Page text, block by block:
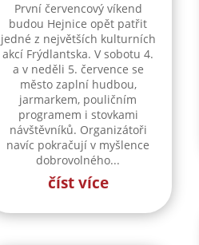
První červencový víkend
budou Hejnice opět patřit
jedné z největších kulturních
akcí Frýdlantska. V sobotu 4.
a v neděli 5. července se
město zaplní hudbou,
jarmarkem, pouličním
programem i stovkami
návštěvníků. Organizátoři
navíc pokračují v myšlence
dobrovolného...
číst více